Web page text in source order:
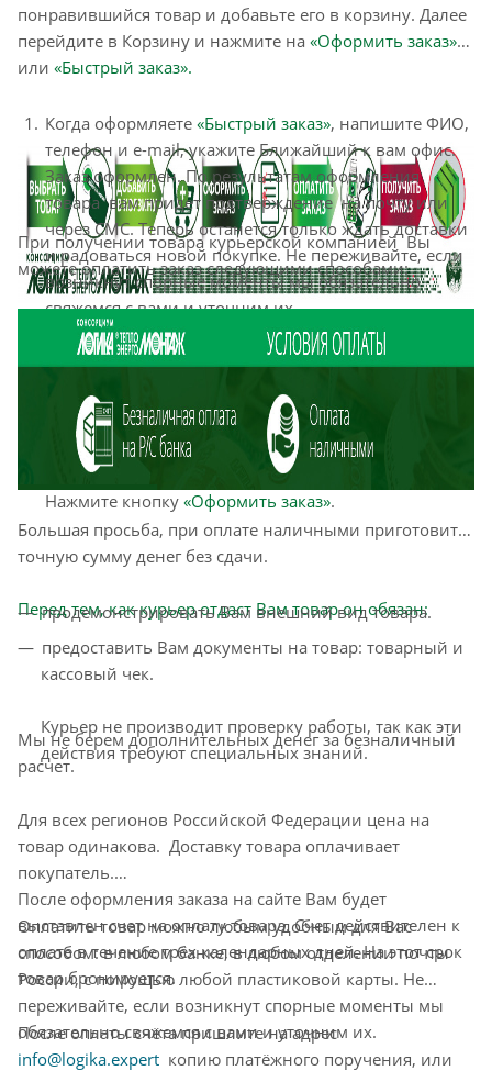
понравившийся товар и добавьте его в корзину. Далее
перейдите в Корзину и нажмите на «Оформить заказ»
или «Быстрый заказ».
Когда оформляете «Быстрый заказ», напишите ФИО,
телефон и e-mail, укажите Ближайший к вам офис.
Заказ оформлен. По результатам оформления
товара вам придет подтверждение на почту или
через СМС. Теперь останется только ждать доставки
и радоваться новой покупке. Не переживайте, если
возникнут спорные моменты мы обязательно
свяжемся с вами и уточним их.
Оформление заказа в стандартном режиме
«Оформить заказ»выглядит следующим образом.
Заполняете полностью форму по последовательным
этапам: адрес, способ доставки, оплаты, данные о
себе. Советуем в комментарии к заказу написать
информацию, которая поможет курьеру вас найти.
Нажмите кнопку «Оформить заказ».
При получении товара курьерской компанией Вы
можете оплатить заказ следующими способами:
Большая просьба, при оплате наличными приготовить
точную сумму денег без сдачи.
Перед тем, как курьер отдаст Вам товар он обязан:
продемонстрировать Вам внешний вид товара.
предоставить Вам документы на товар: товарный и
кассовый чек.
Курьер не производит проверку работы, так как эти
действия требуют специальных знаний.
Мы не берем дополнительных денег за безналичный
расчет.
Для всех регионов Российской Федерации цена на
товар одинакова. Доставку товара оплачивает
покупатель.
После оформления заказа на сайте Вам будет
выставлен счет на оплату товара. Счет действителен к
оплате в течение трёх календарных дней. На этот срок
товар бронируется.
Оплатить товар можно любым удобным для Вас
способом: в любом банке, в любом отделении почты
России, с помощью любой пластиковой карты. Не
переживайте, если возникнут спорные моменты мы
обязательно свяжемся с вами и уточним их.
После оплаты счёта пришлите на адрес
info@logika.expert копию платёжного поручения, или